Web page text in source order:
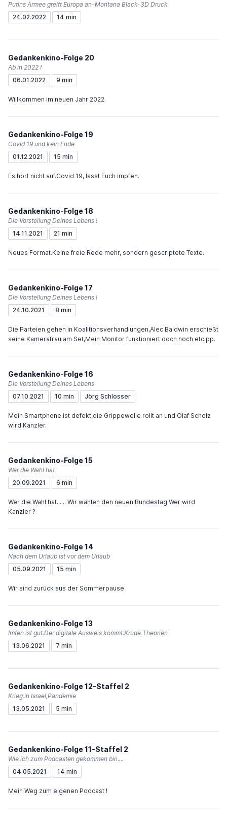
Putins Armee greift Europa an-Montana Black-3D Druck
24.02.2022
14 min
Gedankenkino-Folge 20
Ab in 2022 !
06.01.2022
9 min
Willkommen im neuen Jahr 2022.
Gedankenkino-Folge 19
Covid 19 und kein Ende
01.12.2021
15 min
Es hört nicht auf.Covid 19, lasst Euch impfen.
Gedankenkino-Folge 18
Die Vorstellung Deines Lebens !
14.11.2021
21 min
Neues Format.Keine freie Rede mehr, sondern gescriptete Texte.
Gedankenkino-Folge 17
Die Vorstellung Deines Lebens !
24.10.2021
8 min
Die Parteien gehen in Koalitionsverhandlungen,Alec Baldwin erschießt
seine Kamerafrau am Set,Mein Monitor funktioniert doch noch etc.pp.
Gedankenkino-Folge 16
Die Vorstellung Deines Lebens
07.10.2021
10 min Jörg Schlosser
Mein Smartphone ist defekt,die Grippewelle rollt an und Olaf Scholz
wird Kanzler.
Gedankenkino-Folge 15
Wer die Wahl hat
20.09.2021
6 min
Wer die Wahl hat...... Wir wählen den neuen Bundestag.Wer wird
Kanzler ?
Gedankenkino-Folge 14
Nach dem Urlaub ist vor dem Urlaub
05.09.2021
15 min
Wir sind zurück aus der Sommerpause
Gedankenkino-Folge 13
Imfen ist gut.Der digitale Ausweis kommt.Krude Theorien
13.06.2021
7 min
Gedankenkino-Folge 12-Staffel 2
Krieg in Israel,Pandemie
13.05.2021
5 min
Gedankenkino-Folge 11-Staffel 2
Wie ich zum Podcasten gekommen bin....
04.05.2021
14 min
Mein Weg zum eigenen Podcast !